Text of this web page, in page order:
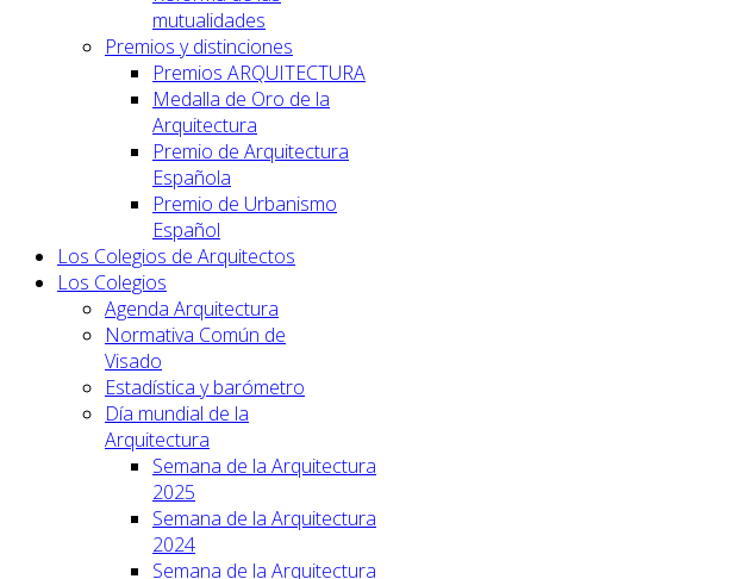
mutualidades
Premios y distinciones
Premios ARQUITECTURA
Medalla de Oro de la
Arquitectura
Premio de Arquitectura
Española
Premio de Urbanismo
Español
Los Colegios de Arquitectos
Los Colegios
Agenda Arquitectura
Normativa Común de
Visado
Estadística y barómetro
Día mundial de la
Arquitectura
Semana de la Arquitectura
2025
Semana de la Arquitectura
2024
Semana de la Arquitectura